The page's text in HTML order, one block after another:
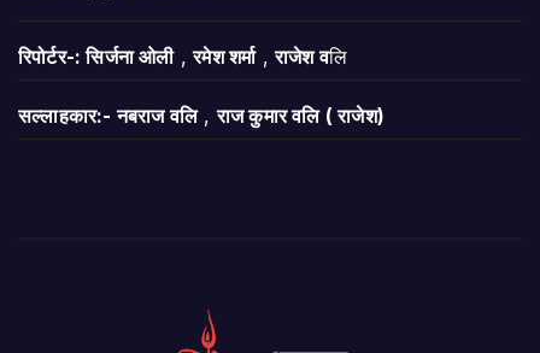
रिपोर्टर-: सिर्जना ओली,रमेश शर्मा,राजेश वलि
सल्लाहकार:- नबराज वलि,राज कुमार वलि ( राजेश)